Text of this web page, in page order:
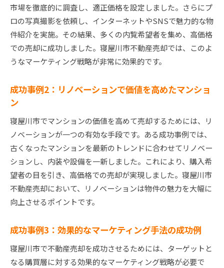
市場を徹底的に調査し、適正価格を設定しました。さらにプ
ロの写真撮影を依頼し、インターネットやSNSで魅力的な物
件紹介を実施。その結果、多くの内覧希望者を集め、高価格
での売却に成功しました。寝屋川市不動産売却では、このよ
うなマーケティング戦略が非常に効果的です。
成功事例2：リノベーションで価値を高めたマンショ
ン
寝屋川市でマンションの価値を高めて売却するためには、リ
ノベーションが一つの有効な手段です。ある成功事例では、
古くなったマンションを最新のトレンドに合わせてリノベー
ションし、内装や設備を一新しました。これにより、購入希
望者の目を引き、高価格での売却が実現しました。寝屋川市
不動産売却において、リノベーションは物件の魅力を大幅に
向上させるポイントです。
成功事例3：効果的なマーケティング手法の成功例
寝屋川市で不動産売却を成功させるためには、ターゲットと
なる購買層に対する効果的なマーケティング戦略が必要で